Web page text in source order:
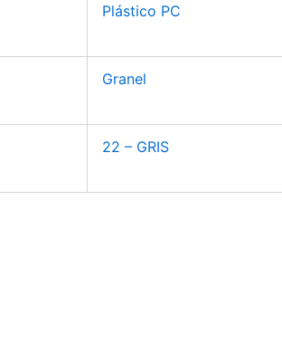
Plástico PC
Granel
22 – GRIS